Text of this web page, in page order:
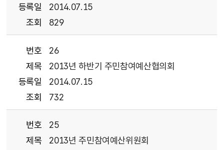
등록일
2014.07.15
조회
829
번호
26
제목
2013년 하반기 주민참여예산협의회
등록일
2014.07.15
조회
732
번호
25
제목
2013년 주민참여예산위원회